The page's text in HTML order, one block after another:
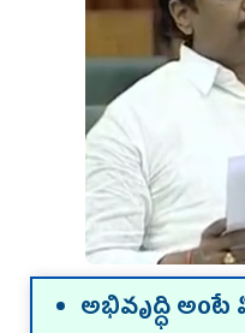
అభివృద్ధి అంటే